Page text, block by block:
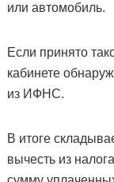
или автомобиль.
Если принято
кабинете
из ИФНС.
В итоге
вычесть из